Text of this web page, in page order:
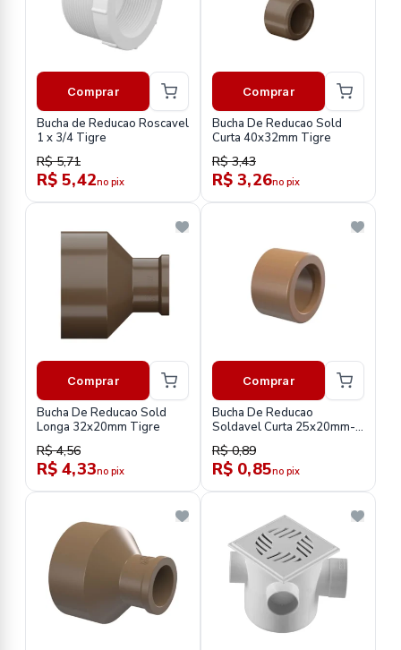
Comprar
Bucha de Reducao Roscavel
1 x 3/4 Tigre
R$ 5,71
R$ 5,42no pix
Comprar
Bucha De Reducao Sold
Curta 40x32mm Tigre
R$ 3,43
R$ 3,26no pix
Comprar
Bucha De Reducao Sold
Longa 32x20mm Tigre
R$ 4,56
R$ 4,33no pix
Comprar
Bucha De Reducao
Soldavel Curta 25x20mm-
Tigre
R$ 0,89
R$ 0,85no pix